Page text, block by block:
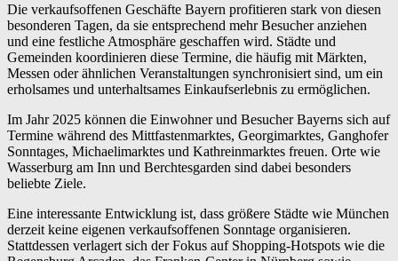
Die verkaufsoffenen Geschäfte Bayern profitieren stark von diesen
besonderen Tagen, da sie entsprechend mehr Besucher anziehen
und eine festliche Atmosphäre geschaffen wird. Städte und
Gemeinden koordinieren diese Termine, die häufig mit Märkten,
Messen oder ähnlichen Veranstaltungen synchronisiert sind, um ein
erholsames und unterhaltsames Einkaufserlebnis zu ermöglichen.
Im Jahr 2025 können die Einwohner und Besucher Bayerns sich auf
Termine während des Mittfastenmarktes, Georgimarktes, Ganghofer
Sonntages, Michaelimarktes und Kathreinmarktes freuen. Orte wie
Wasserburg am Inn und Berchtesgarden sind dabei besonders
beliebte Ziele.
Eine interessante Entwicklung ist, dass größere Städte wie München
derzeit keine eigenen verkaufsoffenen Sonntage organisieren.
Stattdessen verlagert sich der Fokus auf Shopping-Hotspots wie die